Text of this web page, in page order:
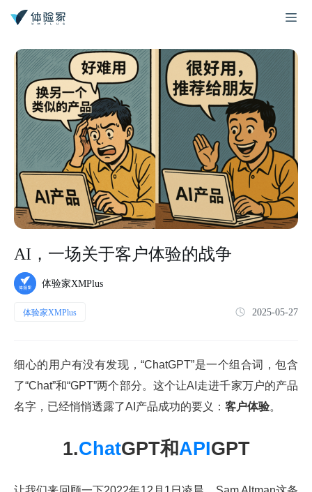
AI，一场关于客户体验的战争
体验家XMPlus
体验家XMPlus 2025-05-27
细心的用户有没有发现，“ChatGPT”是一个组合词，包含
了“Chat”和“GPT”两个部分。这个让AI走进千家万户的产品
名字，已经悄悄透露了AI产品成功的要义： 客户体验。
1.ChatGPT和APIGPT